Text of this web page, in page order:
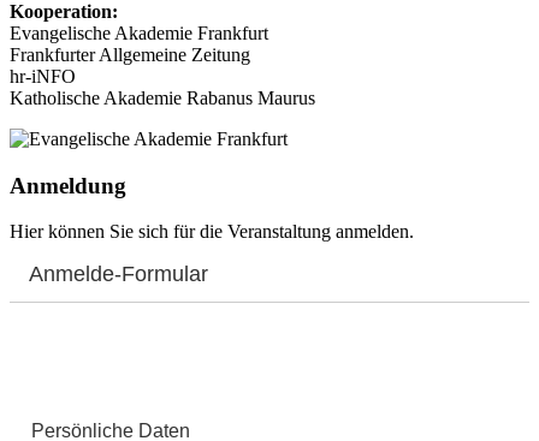
Kooperation:
Evangelische Akademie Frankfurt
Frankfurter Allgemeine Zeitung
hr-iNFO
Katholische Akademie Rabanus Maurus
Anmeldung
Hier können Sie sich für die Veranstaltung anmelden.